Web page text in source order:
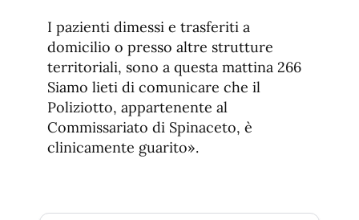
I pazienti dimessi e trasferiti a
domicilio o presso altre strutture
territoriali, sono a questa mattina 266
Siamo lieti di comunicare che il
Poliziotto, appartenente al
Commissariato di Spinaceto, è
clinicamente guarito».